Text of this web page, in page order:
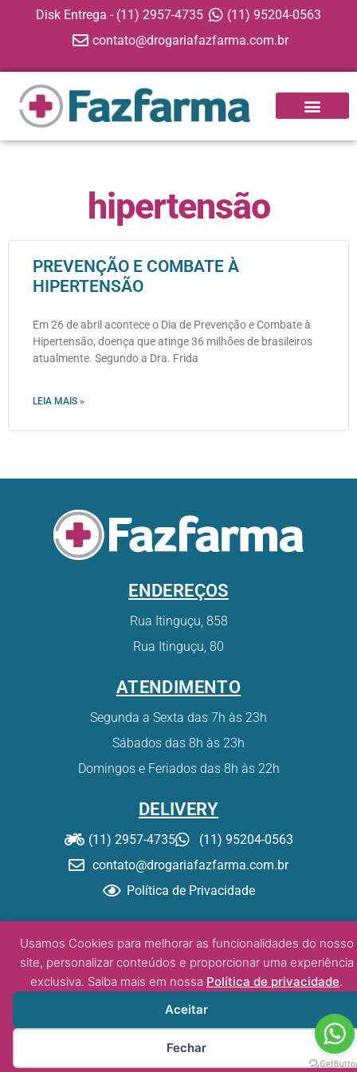
Usamos Cookies para melhorar as funcionalidades do nosso
site, personalizar conteúdos e proporcionar uma experiência
exclusiva. Saiba mais em nossa Política de privacidade.
Aceitar
Fechar
Disk Entrega - (11) 2957-4735
(11) 95204-0563
contato@drogariafazfarma.com.br
hipertensão
PREVENÇÃO E COMBATE À
HIPERTENSÃO
Em 26 de abril acontece o Dia de Prevenção e Combate à
Hipertensão, doença que atinge 36 milhões de brasileiros
atualmente. Segundo a Dra. Frida
LEIA MAIS »
ENDEREÇOS
Rua Itinguçu, 858
Rua Itinguçu, 80
ATENDIMENTO
Segunda a Sexta das 7h às 23h
Sábados das 8h às 23h
Domingos e Feriados das 8h às 22h
DELIVERY
(11) 2957-4735
(11) 95204-0563
contato@drogariafazfarma.com.br
Política de Privacidade
Desenvolvido por:
DW/tz